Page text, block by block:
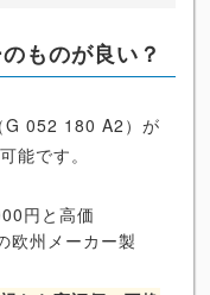
ものが良い？
G 052 180 A2）が
能です。
円と高価
欧州メーカー製